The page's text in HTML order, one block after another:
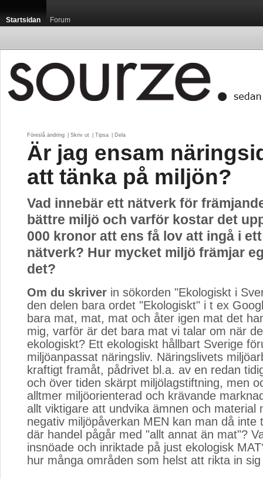
Startsidan Forum
Föreslå ändring Skriv ut Tipsa Dela
Är jag ensam
att tänka på miljön?
Vad innebär ett nätverk för
bättre miljö och varför kostar det
000 kronor att ens få lov att ingå i
nätverk? Hur mycket miljö främjar
det?
Om du skriver in sökorden "Ekologiskt i
den delen bara ordet "Ekologiskt" i t ex
bara mat, mat, mat och åter igen mat det
mig, varför är det bara mat vi talar om när
ekologiskt? Ett ekologiskt hållbart Sverige
miljöanpassat näringsliv. Näringslivets
kraftigt framåt, pådrivet bl.a. av en redan
och över tiden skärpt miljölagstiftning, men
alltmer miljöorienterad och krävande
allt viktigare att undvika ämnen och material
negativ miljöpåverkan MEN kan man då inte
där handel pågår med "allt annat än mat"?
insnöade och inriktade på just ekologisk
hur många områden som helst att rikta in